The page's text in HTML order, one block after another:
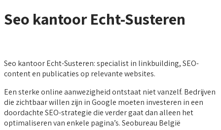
Seo kantoor Echt-Susteren
Seo kantoor Echt-Susteren: specialist in linkbuilding, SEO-
content en publicaties op relevante websites.
Een sterke online aanwezigheid ontstaat niet vanzelf. Bedrijven
die zichtbaar willen zijn in Google moeten investeren in een
doordachte SEO-strategie die verder gaat dan alleen het
optimaliseren van enkele pagina’s. Seobureau België